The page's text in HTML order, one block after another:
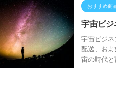
おすすめ商
宇宙ビ
宇宙ビジ
配送、お
宙の時代